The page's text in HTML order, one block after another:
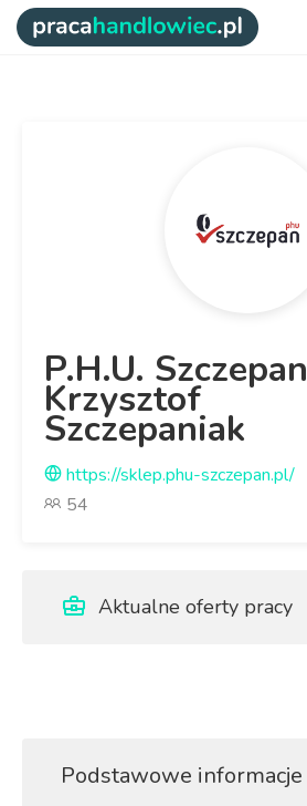
P.H.U. Szczepan
Krzysztof
Szczepaniak
https://sklep.phu-szczepan.pl/
54
Aktualne oferty pracy
Podstawowe informacje